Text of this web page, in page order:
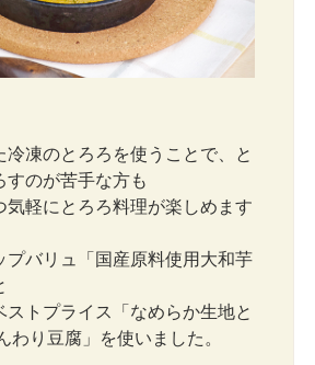
冷凍のとろろを使うことで、と
すのが苦手な方も
気軽にとろろ料理が楽しめます
プバリュ「国産原料使用大和芋
ストプライス「なめらか生地と
わり豆腐」を使いました。